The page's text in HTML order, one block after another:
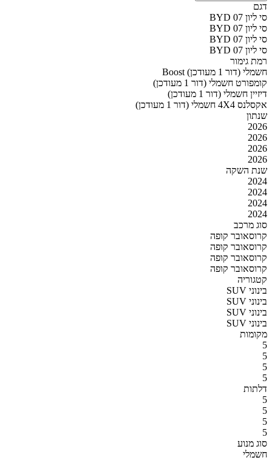
דגם
BYD סי ליון 07
BYD סי ליון 07
BYD סי ליון 07
BYD סי ליון 07
רמת גימור
Boost חשמלי (דור 1 מעודכן)
קומפורט חשמלי (דור 1 מעודכן)
דיזיין חשמלי (דור 1 מעודכן)
אקסלנס 4X4 חשמלי (דור 1 מעודכן)
שנתון
2026
2026
2026
2026
שנת השקה
2024
2024
2024
2024
סוג מרכב
קרוסאובר קופה
קרוסאובר קופה
קרוסאובר קופה
קרוסאובר קופה
קטגוריה
SUV בינוני
SUV בינוני
SUV בינוני
SUV בינוני
מקומות
5
5
5
5
דלתות
5
5
5
5
סוג מנוע
חשמלי